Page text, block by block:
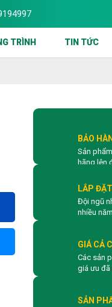
ĐẶT & SỬA CHỮA CỬA
TRÌNH TIN TỨC
BẢO
ĐÁO
Sản
hãng lên
LẮP
Đội ngũ
nhiều
GIÁ CẢ
Các sản
giá ưu đã
SẢN